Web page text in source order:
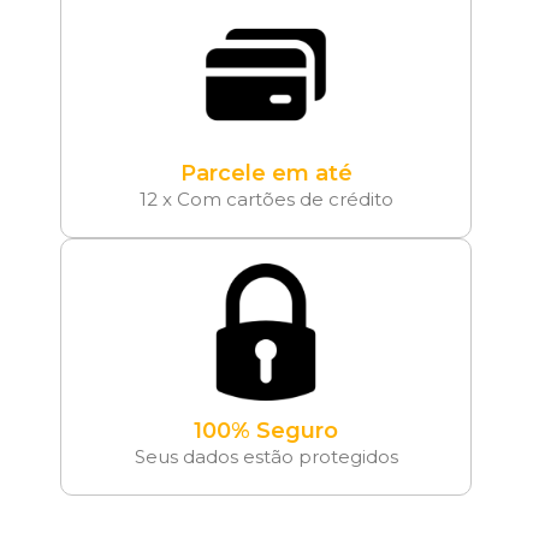
Parcele em até
12 x Com cartões de crédito
100% Seguro
Seus dados estão protegidos